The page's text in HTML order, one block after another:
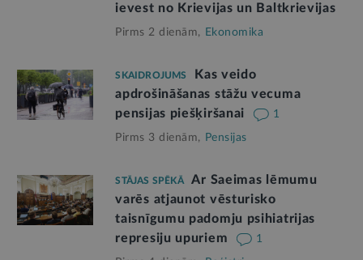
ievest no Krievijas un Baltkrievijas
Pirms 2 dienām, Ekonomika
SKAIDROJUMS
Kas veido
apdrošināšanas stāžu vecuma
pensijas piešķiršanai
1
Pirms 3 dienām, Pensijas
STĀJAS SPĒKĀ
Ar Saeimas lēmumu
varēs atjaunot vēsturisko
taisnīgumu padomju psihiatrijas
represiju upuriem
1